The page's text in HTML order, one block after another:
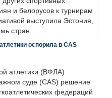
и белорусов к турнирам
выступила Эстония,
стран.
оспорила в CAS
атлетики (ВФЛА)
суде (CAS) решение
федераций